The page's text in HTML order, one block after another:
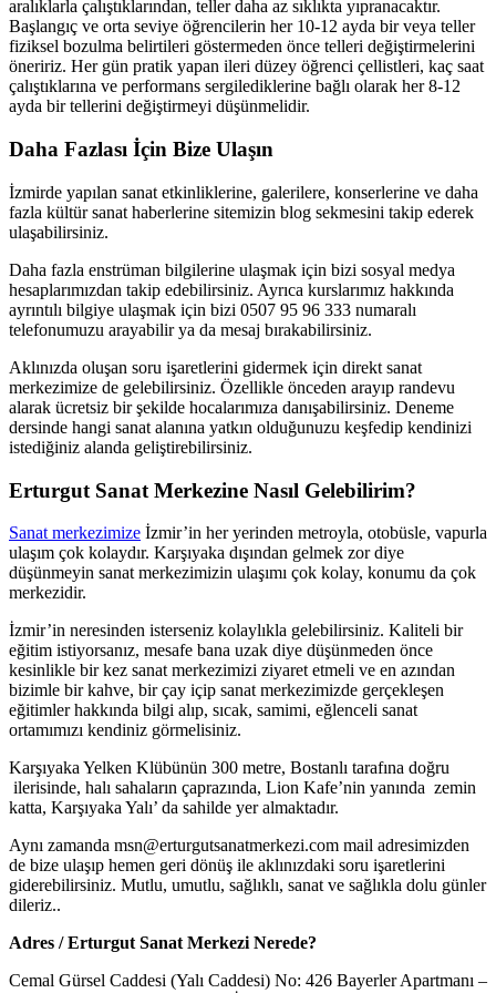
aralıklarla çalıştıklarından, teller daha az sıklıkta yıpranacaktır.
Başlangıç ​​ve orta seviye öğrencilerin her 10-12 ayda bir veya teller
fiziksel bozulma belirtileri göstermeden önce telleri değiştirmelerini
öneririz. Her gün pratik yapan ileri düzey öğrenci çellistleri, kaç saat
çalıştıklarına ve performans sergilediklerine bağlı olarak her 8-12
ayda bir tellerini değiştirmeyi düşünmelidir.
Daha Fazlası İçin Bize Ulaşın
İzmirde yapılan sanat etkinliklerine, galerilere, konserlerine ve daha
fazla kültür sanat haberlerine sitemizin blog sekmesini takip ederek
ulaşabilirsiniz.
Daha fazla enstrüman bilgilerine ulaşmak için bizi sosyal medya
hesaplarımızdan takip edebilirsiniz. Ayrıca kurslarımız hakkında
ayrıntılı bilgiye ulaşmak için bizi 0507 95 96 333 numaralı
telefonumuzu arayabilir ya da mesaj bırakabilirsiniz.
Aklınızda oluşan soru işaretlerini gidermek için direkt sanat
merkezimize de gelebilirsiniz. Özellikle önceden arayıp randevu
alarak ücretsiz bir şekilde hocalarımıza danışabilirsiniz. Deneme
dersinde hangi sanat alanına yatkın olduğunuzu keşfedip kendinizi
istediğiniz alanda geliştirebilirsiniz.
Erturgut Sanat Merkezine Nasıl Gelebilirim?
Sanat merkezimize İzmir’in her yerinden metroyla, otobüsle, vapurla
ulaşım çok kolaydır. Karşıyaka dışından gelmek zor diye
düşünmeyin sanat merkezimizin ulaşımı çok kolay, konumu da çok
merkezidir.
İzmir’in neresinden isterseniz kolaylıkla gelebilirsiniz. Kaliteli bir
eğitim istiyorsanız, mesafe bana uzak diye düşünmeden önce
kesinlikle bir kez sanat merkezimizi ziyaret etmeli ve en azından
bizimle bir kahve, bir çay içip sanat merkezimizde gerçekleşen
eğitimler hakkında bilgi alıp, sıcak, samimi, eğlenceli sanat
ortamımızı kendiniz görmelisiniz.
Karşıyaka Yelken Klübünün 300 metre, Bostanlı tarafına doğru
ilerisinde, halı sahaların çaprazında, Lion Kafe’nin yanında zemin
katta, Karşıyaka Yalı’ da sahilde yer almaktadır.
Aynı zamanda msn@erturgutsanatmerkezi.com mail adresimizden
de bize ulaşıp hemen geri dönüş ile aklınızdaki soru işaretlerini
giderebilirsiniz. Mutlu, umutlu, sağlıklı, sanat ve sağlıkla dolu günler
dileriz..
Adres / Erturgut Sanat Merkezi Nerede?
Cemal Gürsel Caddesi (Yalı Caddesi) No: 426 Bayerler Apartmanı –